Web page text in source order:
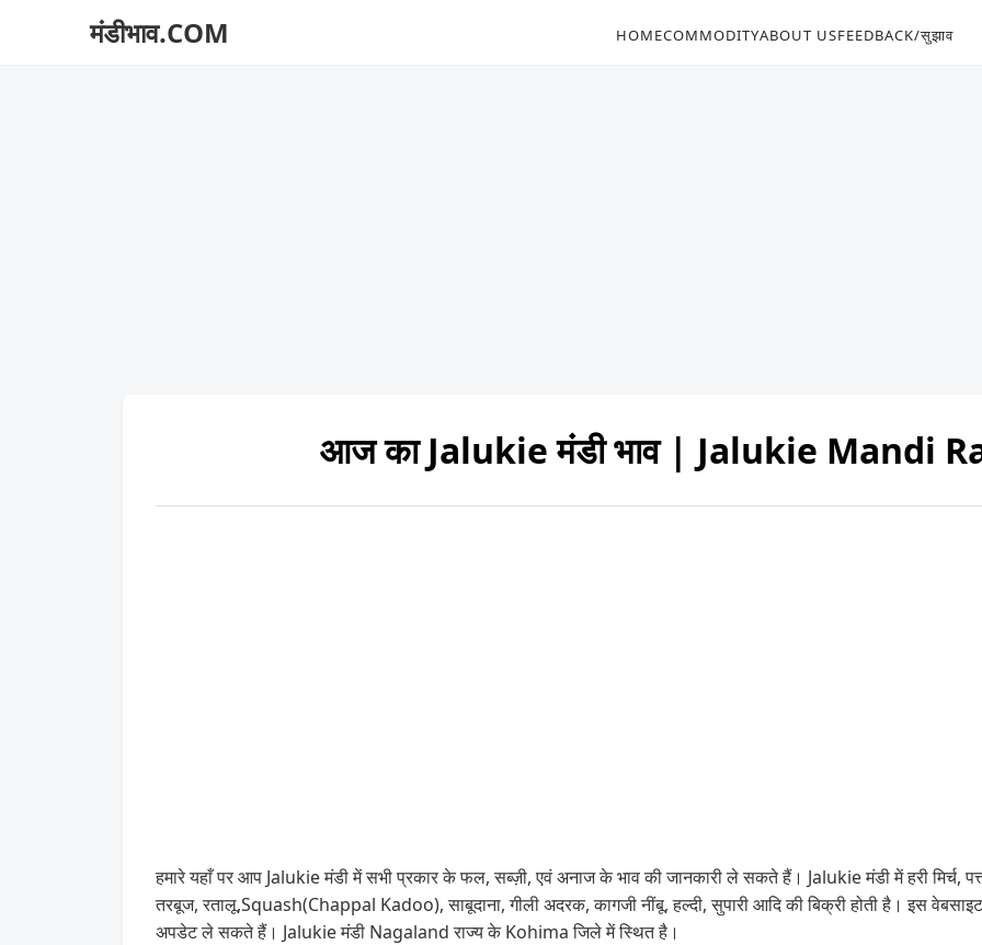
मंडीभाव.COM HOMECOMMODITYABOUT USFEEDBACK/सुझाव
आज का Jalukie मंडी भाव | Jalukie Mandi
हमारे यहाँ पर आप Jalukie मंडी में सभी प्रकार के फल, सब्ज़ी, एवं अनाज के भाव की जानकारी ले सकते हैं। Jalukie मंडी में हरी मिर्च,
तरबूज, रतालू,Squash(Chappal Kadoo), साबूदाना, गीली अदरक, कागजी नींबू, हल्दी, सुपारी आदि की बिक्री होती है। इस
अपडेट ले सकते हैं। Jalukie मंडी Nagaland राज्य के Kohima जिले में स्थित है।